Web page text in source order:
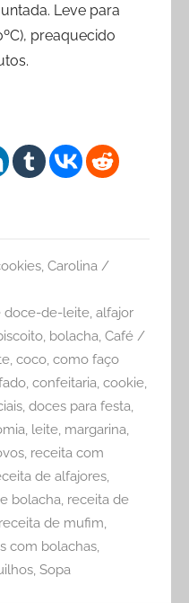
Leve para
preaquecido
, Carolina /
doce-de-leite, alfajor
bolacha Café /
coco como faço
confeitaria cookie
doces para festa
leite margarina
receita com
de alfajores
bolacha receita de
receita de mufim
com bolachas
Sopa